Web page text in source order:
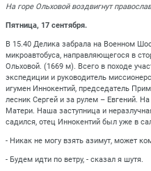
На горе Ольховой воздвигнут
Пятница, 17 сентября.
В 15.40 Делика забрала на Военном
микроавтобуса, направляющегося в
Ольховой. (1669 м). Всего в походе
экспедиции и руководитель
игумен Иннокентий, председатель
лесник Сергей и за рулем – Евгений.
Матери. Наша заступница и
садился, отец Иннокентий был уже в
- Никак не могу взять азимут, может
- Будем идти по ветру, - сказал я шутя.